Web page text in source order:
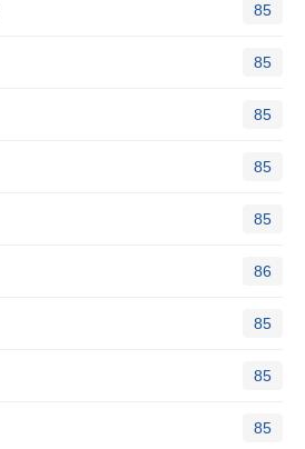
85
85
85
85
85
86
85
85
85